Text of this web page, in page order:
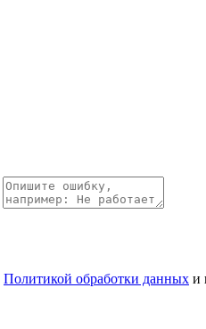
Политикой обработки данных и